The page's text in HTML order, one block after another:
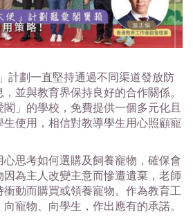
計劃一直堅持通過不同渠道發放防
並與教育界保持良好的合作關係。
」的學校，免費提供一個多元化且
使用，相信對教導學生用心照顧寵
思考如何選購及飼養寵物，確保會
為主人改變主意而慘遭遺棄，老師
動而購買或領養寵物。作為教育工
寵物、向學生，作出應有的承諾。